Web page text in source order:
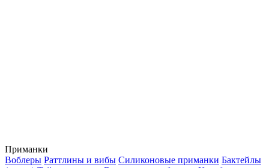
Приманки
Воблеры Раттлины и вибы Силиконовые приманки Бактейлы